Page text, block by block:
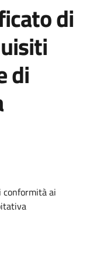
di
di
conformità ai